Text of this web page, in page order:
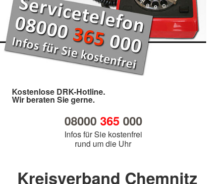
Kostenlose DRK-Hotline.
Wir beraten Sie gerne.
08000 365000
Infos für Sie kostenfrei
rund um die Uhr
Kreisverband Chemnitz